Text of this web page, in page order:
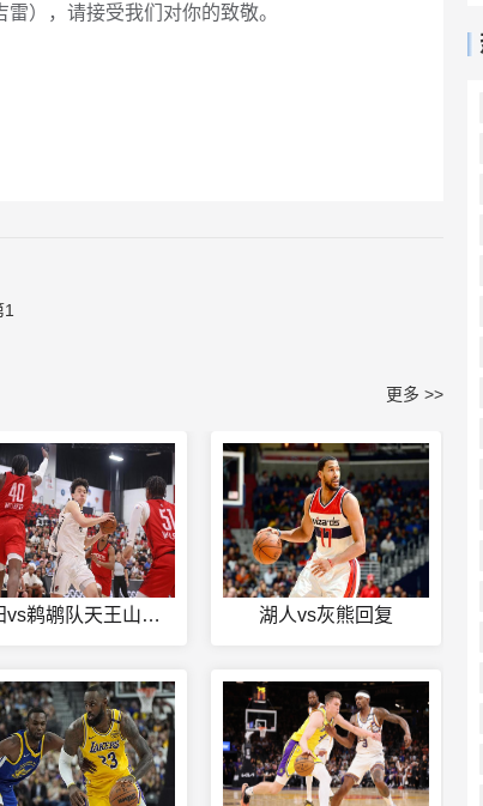
），请接受我们对你的致敬。
更多 >>
太阳vs鹈鹕队天王山回放 湖人vs灰熊回复